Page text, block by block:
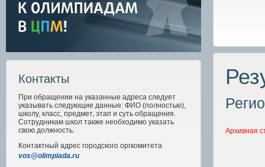
Контакты
При обращении на указанные адреса следует
указывать следующие данные: ФИО (полностью),
школу, класс, предмет, этап и суть обращения.
Сотрудникам школ также необходимо указать
свою должность.
Контактный адрес городского оргкомитета
vos@olimpiada.ru
Архивная